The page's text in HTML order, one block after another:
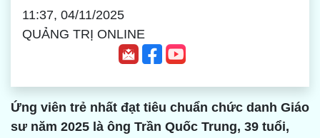
11:37, 04/11/2025
QUẢNG TRỊ ONLINE
Ứng viên trẻ nhất đạt tiêu chuẩn chức danh Giáo
sư năm 2025 là ông Trần Quốc Trung, 39 tuổi,